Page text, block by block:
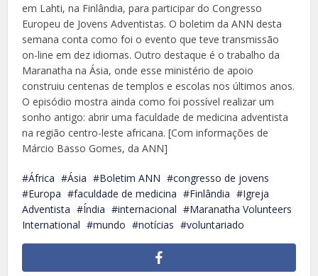
em Lahti, na Finlândia, para participar do Congresso
Europeu de Jovens Adventistas. O boletim da ANN desta
semana conta como foi o evento que teve transmissão
on-line em dez idiomas. Outro destaque é o trabalho da
Maranatha na Ásia, onde esse ministério de apoio
construiu centenas de templos e escolas nos últimos anos.
O episódio mostra ainda como foi possível realizar um
sonho antigo: abrir uma faculdade de medicina adventista
na região centro-leste africana. [Com informações de
Márcio Basso Gomes, da ANN]
África Ásia Boletim ANN
congresso de jovens
Europa
faculdade de medicina Finlândia
Igreja
Adventista
Índia internacional
Maranatha Volunteers
International
mundo notícias voluntariado